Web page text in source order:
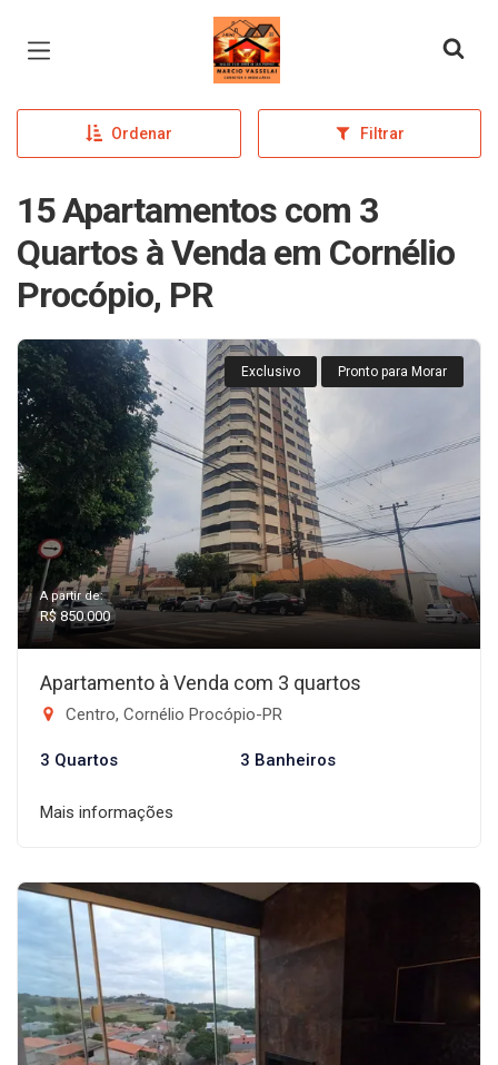
Página inicial
Ordenar Filtrar
15 Apartamentos com 3
Quartos à Venda em Cornélio
Procópio, PR
Exclusivo Pronto para Morar
A partir de:
R$ 850.000
Apartamento à Venda com 3 quartos
Centro, Cornélio Procópio-PR
3 Quartos 3 Banheiros
Mais informações